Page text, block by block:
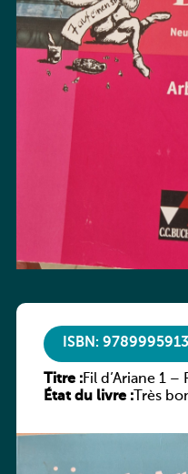
ISBN:
Titre :Fil d’Ariane 1
État du livre :Très